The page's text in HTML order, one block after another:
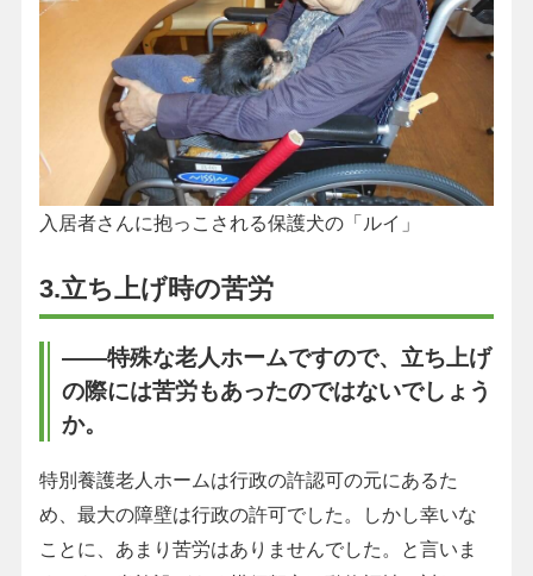
入居者さんに抱っこされる保護犬の「ルイ」
3.立ち上げ時の苦労
――特殊な老人ホームですので、立ち上げ
の際には苦労もあったのではないでしょう
か。
特別養護老人ホームは行政の許認可の元にあるた
め、最大の障壁は行政の許可でした。しかし幸いな
ことに、あまり苦労はありませんでした。と言いま